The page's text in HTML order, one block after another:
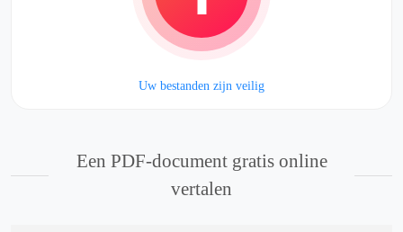
Uw bestanden zijn veilig
Een PDF-document gratis online
vertalen